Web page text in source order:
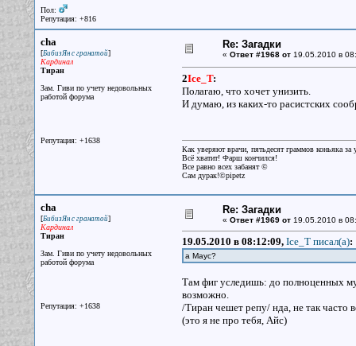
Пол:
Репутация: +816
cha
[БибизЯн с гранатой]
Кардинал
Тиран
Зам. Гиви по учету недовольных
работой форума
Репутация: +1638
Re: Загадки
« Ответ #1968 от19.05.2010 в
2Ice_T:
Полагаю, что хочет унизить.
И думаю, из каких-то расистских
Как уверяют врачи, пятьдесят граммов коньяка
Всё хватит! Фарш кончился!
Все равно всех забанят ©
Сам дурак!©pipetz
cha
[БибизЯн с гранатой]
Кардинал
Тиран
Зам. Гиви по учету недовольных
работой форума
Репутация: +1638
Re: Загадки
« Ответ #1969 от19.05.2010 в
19.05.2010 в 08:12:09, Ice_T писал(a):
а Маус?
Там фиг уследишь: до полноценных
возможно.
/Тиран чешет репу/ нда, не так часто
(это я не про тебя, Айс)